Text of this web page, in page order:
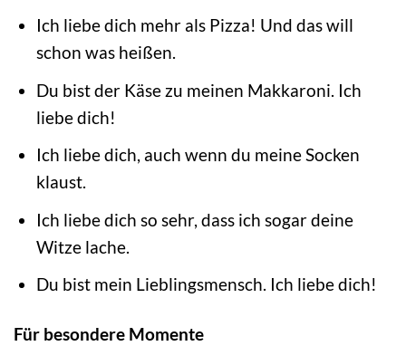
Ich liebe dich mehr als Pizza! Und das will
schon was heißen.
Du bist der Käse zu meinen Makkaroni. Ich
liebe dich!
Ich liebe dich, auch wenn du meine Socken
klaust.
Ich liebe dich so sehr, dass ich sogar deine
Witze lache.
Du bist mein Lieblingsmensch. Ich liebe dich!
Für besondere Momente